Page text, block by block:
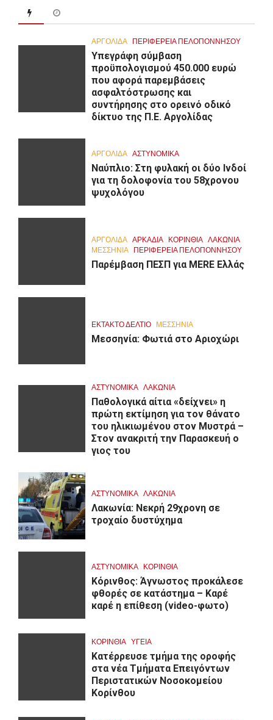
ΑΡΓΟΛΙΔΑ ΠΕΡΙΦΈΡΕΙΑ ΠΕΛΟΠΟΝΝΉΣΟΥ
Υπεγράφη σύμβαση
προϋπολογισμού 450.000 ευρώ
που αφορά παρεμβάσεις
ασφαλτόστρωσης και
συντήρησης στο ορεινό οδικό
δίκτυο της Π.Ε. Αργολίδας
ΑΡΓΟΛΙΔΑ ΑΣΤΥΝΟΜΙΚΑ
Ναύπλιο: Στη φυλακή οι δύο Ινδοί
για τη δολοφονία του 58χρονου
ψυχολόγου
ΑΡΓΟΛΙΔΑ ΑΡΚΑΔΊΑ ΚΟΡΙΝΘΊΑ ΛΑΚΩΝΙΑ
ΜΕΣΣΗΝΙΑ ΠΕΡΙΦΈΡΕΙΑ ΠΕΛΟΠΟΝΝΉΣΟΥ
Παρέμβαση ΠΕΣΠ για MERE Ελλάς
ΕΚΤΑΚΤΟ ΔΕΛΤΙΟ ΜΕΣΣΗΝΙΑ
Μεσσηνία: Φωτιά στο Αριοχώρι
ΑΣΤΥΝΟΜΙΚΑ ΛΑΚΩΝΙΑ
Παθολογικά αίτια «δείχνει» η
πρώτη εκτίμηση για τον θάνατο
του ηλικιωμένου στον Μυστρά –
Στον ανακριτή την Παρασκευή ο
γιος του
ΑΣΤΥΝΟΜΙΚΑ ΛΑΚΩΝΙΑ
Λακωνία: Νεκρή 29χρονη σε
τροχαίο δυστύχημα
ΑΣΤΥΝΟΜΙΚΑ ΚΟΡΙΝΘΊΑ
Κόρινθος: Άγνωστος προκάλεσε
φθορές σε κατάστημα – Καρέ
καρέ η επίθεση (video-φωτο)
ΚΟΡΙΝΘΊΑ ΥΓΕΙΑ
Kατέρρευσε τμήμα της οροφής
στα νέα Τμήματα Επειγόντων
Περιστατικών Νοσοκομείου
Κορίνθου